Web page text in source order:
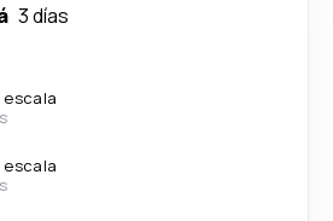
3 días
escala
escala